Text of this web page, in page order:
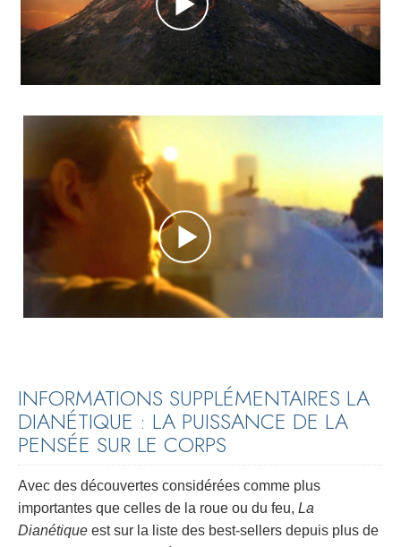
INFORMATIONS SUPPLÉMENTAIRES LA
DIANÉTIQUE : LA PUISSANCE DE LA
PENSÉE SUR LE CORPS
Avec des découvertes considérées comme plus
importantes que celles de la roue ou du feu, La
Dianétique est sur la liste des best-sellers depuis plus de